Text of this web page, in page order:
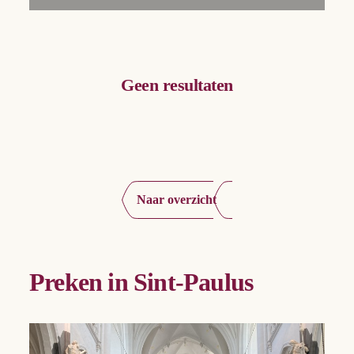
Geen resultaten
Naar overzicht
Preken in Sint-Paulus